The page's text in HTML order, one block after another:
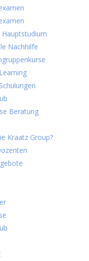
Hauptstudium
Nachhilfe
Beratung
Kraatz Group?